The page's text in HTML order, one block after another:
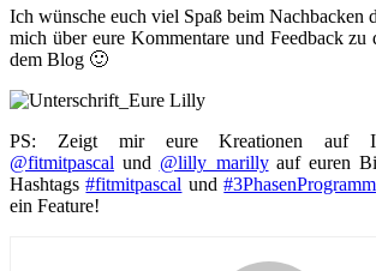
Ich wünsche euch viel Spaß beim Nachbacken
mich über eure Kommentare und Feedback zu
dem Blog 🙂
PS: Zeigt mir eure Kreationen auf
@fitmitpascal und @lilly_marillyauf euren
Hashtags#fitmitpascal und#3PhasenProgramm
ein Feature!